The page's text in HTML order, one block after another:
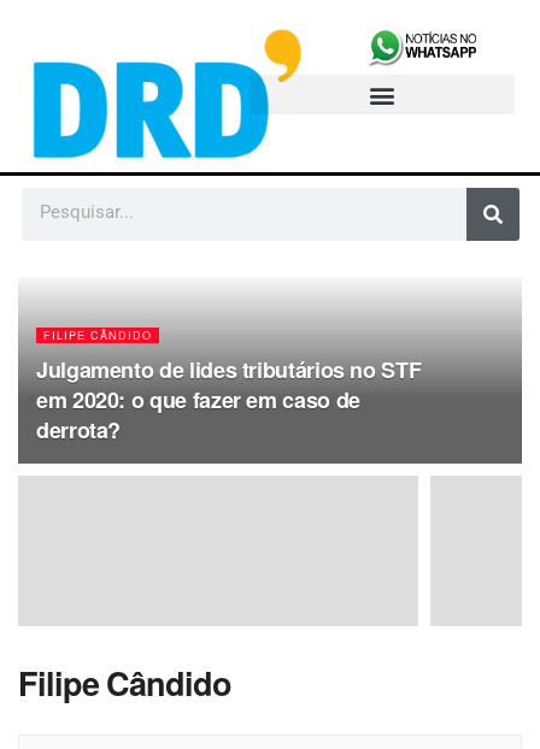
FILIPE CÂNDIDO
Julgamento de lides tributários no STF
em 2020: o que fazer em caso de
derrota?
Filipe Cândido